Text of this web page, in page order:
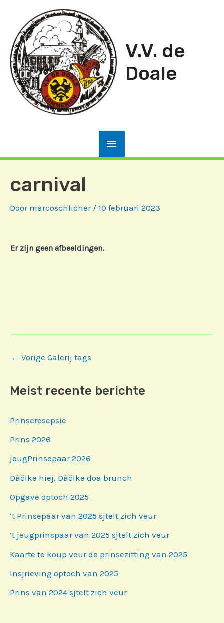
inhoud
V.V. de
Doale
Hoofdmenu
carnival
Door marcoschlicher / 10 februari 2023
Er zijn geen afbeeldingen.
Bericht
← Vorige Galerij tags
Meist recente berichte
Prinseresepsie
Prins 2026
jeugPrinsepaar 2026
Däölke hiej, Däölke doa brunch
Opgave optoch 2025
’t Prinsepaar van 2025 sjtelt zich veur
’t jeugprinspaar van 2025 sjtelt zich veur
Kaarte te koup veur de prinsezitting van 2025
Insjrieving optoch van 2025
Prins van 2024 sjtelt zich veur